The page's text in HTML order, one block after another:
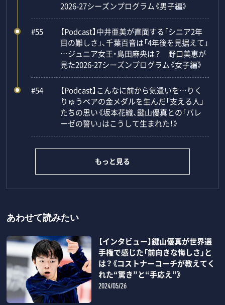
2026-27シーズンプログラム《男子編》
#55
【Podcast】中井亜美が直面する「シニア2年
目の難しさ」、千葉百音は「4年後を見据えて」
…ジュニア女王・島田麻央は？ 野口美恵が
見た2026-27シーズンプログラム《女子編》
#54
【Podcast】こんなに前から気遣いを…りく
りゅうペアの金メダルを生んだ「支える人」
たちの思い《坂本花織、鍵山優真との「バレ
ーゼの誓い」はこうして生まれた！》
もっと見る
あわせて読みたい
【インタビュー】鍵山優真が世界選
手権で感じた「前向きな悔しさ」と
は？《コストナーコーチが教えてく
れた“驚き”と“手応え”》
2024/05/26